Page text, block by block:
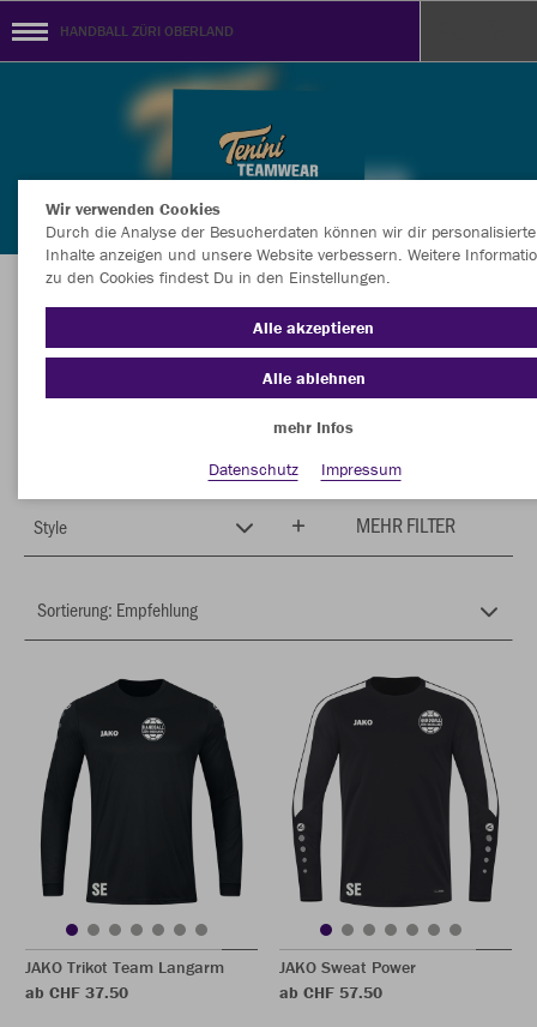
HANDBALL ZÜRI OBERLAND
Herzlich Willkommen im Vereinsshop von
HANDBALL ZÜRI OBERLAND
Neuheiten
Style MEHR FILTER
JAKO Trikot Team Langarm
ab CHF 37.50
JAKO Sweat Power
ab CHF 57.50
Wir verwenden Cookies
Durch die Analyse der Besucherdaten können wir dir personalisierte
Inhalte anzeigen und unsere Website verbessern. Weitere
zu den Cookies findest Du in den Einstellungen.
Alle akzeptieren
Alle ablehnen
mehr Infos
Datenschutz
Impressum